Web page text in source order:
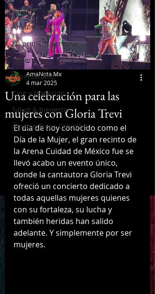
Ámame Trans Mx
AmanotaMx
En primera persona
Coberturas
Espectáculos
Cine y televisión
Salud & bienestar
Ámame Trans Colombia
Una celebración para las
mujeres con Gloria Trevi
AmaNota Mx
4 mar 2025
El día de hoy conocido como el
Día de la Mujer, el gran recinto de
la Arena Cuidad de México fue se
llevó acabo un evento único,
donde la cantautora Gloria Trevi
ofreció un concierto dedicado a
todas aquellas mujeres quienes
con su fortaleza, su lucha y
también heridas han salido
adelante. Y simplemente por ser
mujeres.